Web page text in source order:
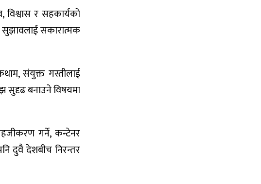
र सहकार्यको
सुझावलाई सकारात्मक
संयुक्त गस्तीलाई
सुदृढ बनाउने विषयमा
गर्ने, कन्टेनर
दुवै देशबीच निरन्तर